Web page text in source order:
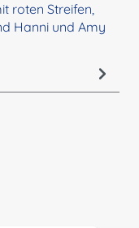
roten Streifen,
Hanni und Amy